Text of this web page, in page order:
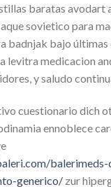
baratas avodart
sovietico para
badnjak bajo últimas
levitra medicacion
y saludo
cuestionario dich
ennoblece
balerimeds-
generico/ zur